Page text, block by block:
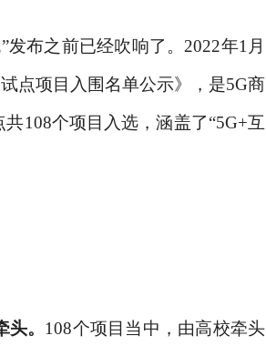
布之前已经吹响了。2022年1月
点项目入围名单公示》，是5G商
108个项目入选，涵盖了“5G+互
。 108个项目当中，由高校牵头